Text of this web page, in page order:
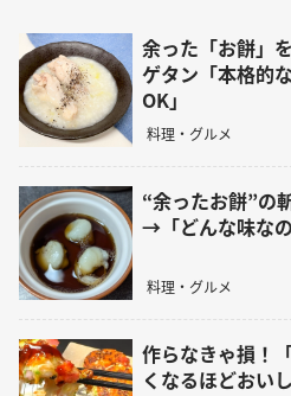
余った「お餅」
ゲタン「本格的
OK」
料理・グルメ
“余ったお餅”の
→「どんな味な
料理・グルメ
作らなきゃ損！
くなるほどおい